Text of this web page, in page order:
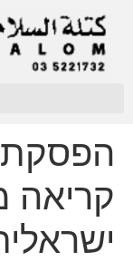
הפסקת
קריאה